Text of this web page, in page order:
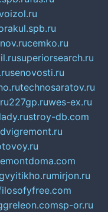
cemko.ru
superiorsearch.ru
senovosti.ru
technosaratov.ru
227gp.ruwes-ex.ru
stroy-db.com
dvigremont.ru
vyitikho.rumirjon.ru
greleon.comsp-or.ru